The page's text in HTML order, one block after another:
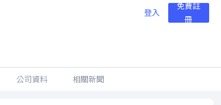
登入
免費註
冊
公司資料 相關新聞